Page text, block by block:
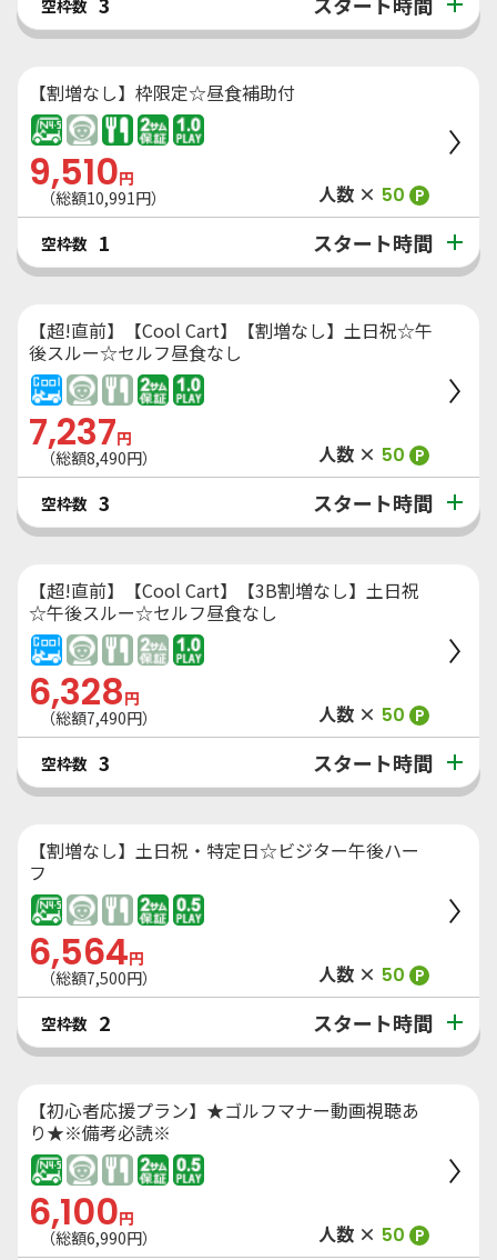
空枠数
【割増なし】枠限定☆昼食補助付
9,510円
（総額10,991円） 人数 × 50 P
空枠数 1 スタート時間
【超!直前】【Cool Cart】【割増なし】土日祝☆午
後スルー☆セルフ昼食なし
7,237円
（総額8,490円） 人数 × 50 P
空枠数 3 スタート時間
【超!直前】【Cool Cart】【3B割増なし】土日祝
☆午後スルー☆セルフ昼食なし
6,328円
（総額7,490円） 人数 × 50 P
空枠数 3 スタート時間
【割増なし】土日祝・特定日☆ビジター午後ハー
フ
6,564円
（総額7,500円） 人数 × 50 P
空枠数 2 スタート時間
【初心者応援プラン】★ゴルフマナー動画視聴あ
り★※備考必読※​
6,100円
（総額6,990円） 人数 × 50 P